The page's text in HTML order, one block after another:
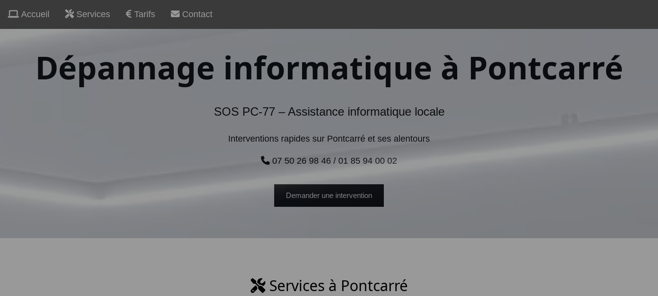
Accueil Services Tarifs Contact
Dépannage informatique à Pontcarré
SOS PC-77 – Assistance informatique locale
Interventions rapides sur Pontcarré et ses alentours
07 50 26 98 46 / 01 85 94 00 02
Demander une intervention
Services à Pontcarré